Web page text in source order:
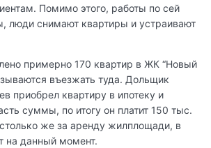
Помимо этого, работы по сей
люди снимают квартиры и устраивают
примерно 170 квартир в ЖК “Новый
въезжать туда. Дольщик
приобрел квартиру в ипотеку и
суммы, по итогу он платит 150 тыс.
же за аренду жилплощади, в
на данный момент.